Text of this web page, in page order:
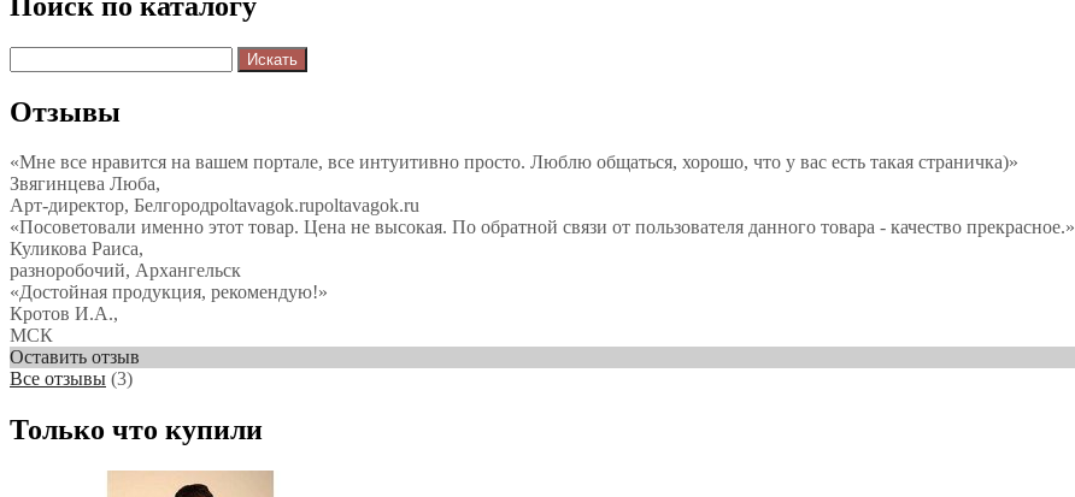
Отзывы
«Мне все нравится на вашем портале, все интуитивно просто. Люблю общаться, хорошо, что у вас есть такая страничка)»
Звягинцева Люба,
Арт-директор, Белгородpoltavagok.rupoltavagok.ru
«Посоветовали именно этот товар. Цена не высокая. По обратной связи от пользователя данного товара - качество прекрасное.»
Куликова Раиса,
разноробочий, Архангельск
«Достойная продукция, рекомендую!»
Кротов И.А.,
МСК
Оставить отзыв
Все отзывы (3)
Только что купили